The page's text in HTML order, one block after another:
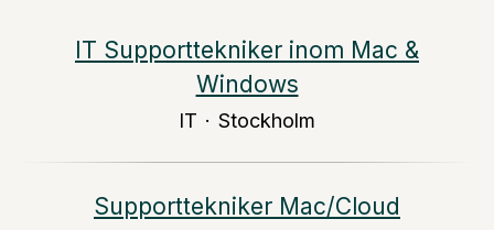
IT Supporttekniker inom Mac &
Windows
IT · Stockholm
Supporttekniker Mac/Cloud